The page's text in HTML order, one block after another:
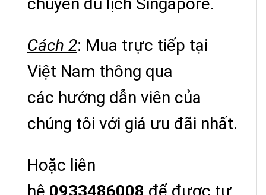
Cách 2: Mua trực tiếp tại
Việt Nam thông qua
các hướng dẫn viên của
chúng tôi với giá ưu đãi nhất.
Hoặc liên